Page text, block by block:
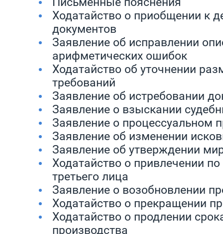
Ходатайство о приобщении к
документов
Заявление об исправлении
арифметических ошибок
Ходатайство об уточнении
требований
Заявление об истребовании
Заявление о взыскании
Заявление о процессуальном
Заявление об изменении
Заявление об утверждении
Ходатайство о привлечении
третьего лица
Заявление о возобновлении
Ходатайство о прекращении
Ходатайство о продлении
производства